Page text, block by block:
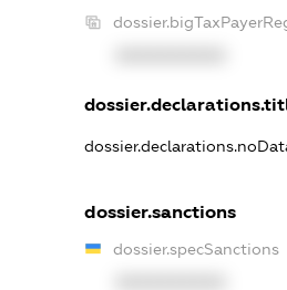
dossier.sanctions
dossier.specSanctions